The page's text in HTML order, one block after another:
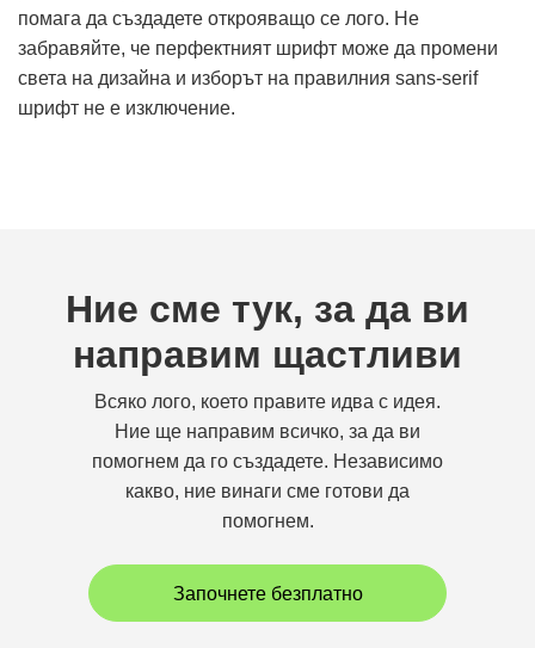
помага да създадете открояващо се лого. Не
забравяйте, че перфектният шрифт може да промени
света на дизайна и изборът на правилния sans-serif
шрифт не е изключение.
Ние сме тук, за да ви
направим щастливи
Всяко лого, което правите идва с идея.
Ние ще направим всичко, за да ви
помогнем да го създадете. Независимо
какво, ние винаги сме готови да
помогнем.
Започнете безплатно